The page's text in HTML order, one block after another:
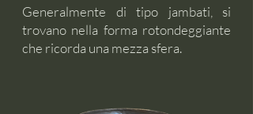
Generalmente di tipo jambati, si
trovano nella forma rotondeggiante
che ricorda una mezza sfera.